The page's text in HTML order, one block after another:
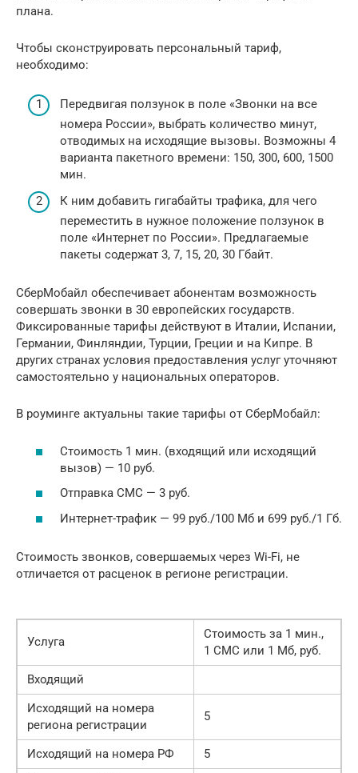
плана.
Чтобы сконструировать персональный тариф,
необходимо:
Передвигая ползунок в поле «Звонки на все
номера России», выбрать количество минут,
отводимых на исходящие вызовы. Возможны 4
варианта пакетного времени: 150, 300, 600, 1500
мин.
К ним добавить гигабайты трафика, для чего
переместить в нужное положение ползунок в
поле «Интернет по России». Предлагаемые
пакеты содержат 3, 7, 15, 20, 30 Гбайт.
СберМобайл обеспечивает абонентам возможность
совершать звонки в 30 европейских государств.
Фиксированные тарифы действуют в Италии, Испании,
Германии, Финляндии, Турции, Греции и на Кипре. В
других странах условия предоставления услуг уточняют
самостоятельно у национальных операторов.
В роуминге актуальны такие тарифы от СберМобайл:
Стоимость 1 мин. (входящий или исходящий
вызов) — 10 руб.
Отправка СМС — 3 руб.
Интернет-трафик — 99 руб./100 Мб и 699 руб./1 Гб.
Стоимость звонков, совершаемых через Wi-Fi, не
отличается от расценок в регионе регистрации.
Услуга
Стоимость за 1 мин.,
1 СМС или 1 Мб, руб.
Входящий
Исходящий на номера
региона регистрации
5
Исходящий на номера РФ
5